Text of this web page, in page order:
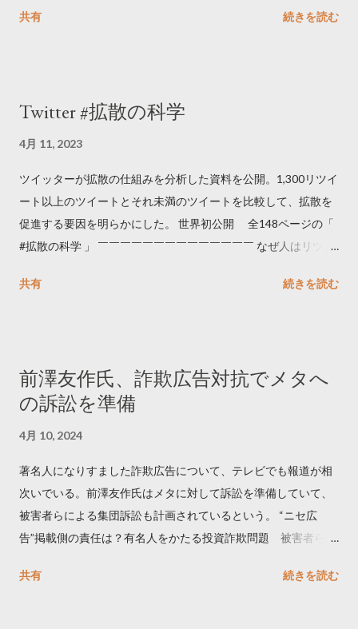
共有
続きを読む
Twitter #拡散の科学
4月 11, 2023
ツイッターが拡散の仕組みを分析した資料を公開。1,300リツイ
ート以上のツイートとそれ未満のツイートを比較して、拡散を
促進する要因を明らかにした。 世界初公開 全148ページの「
#拡散の科学 」 ￣￣￣￣￣￣￣￣￣￣￣￣￣￣ なぜ人はリツイ
学しました。 ー バズの目安は1300リツイート ー 人は16の熱量
トするのか？ https://marketing.twitter.com/ja/insights/kakusan
共有 続きを読む
前澤友作氏、詐欺広告対抗でメタへ
の訴訟を準備
4月 10, 2024
著名人になりすました詐欺広告について、テレビでも報道が相
次いでいる。前澤友作氏はメタに対して訴訟を準備していて、
被害者らによる集団訴訟も計画されているという。 “ニセ広
告”掲載側の責任は？有名人をかたる投資詐欺問題 被害者らが
https://newsdig.tbs.co.jp/articles/-/1091835 なぜなくならな
共有 続きを読む